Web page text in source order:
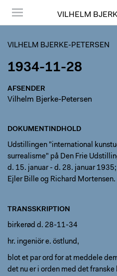
VILHELM
VILHELM BJERKE-PETERSEN
1934-11-28
AFSENDER
Vilhelm Bjerke-Petersen
DOKUMENTINDHOLD
Udstillingen "international
surrealisme" på Den Frie
d. 15. januar - d. 28. januar
Ejler Bille og Richard Mortensen.
TRANSSKRIPTION
birkerød d. 28-11-34
hr. ingeniör e. östlund,
blot et par ord for at meddele
det nu er i orden med det